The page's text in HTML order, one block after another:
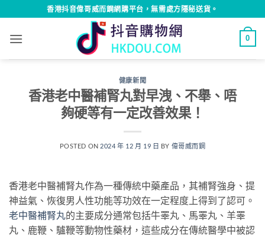
to
content
香港抖音偉哥威而鋼網購平台，無需處方隱秘送貨。
0
健康新聞
香港老中醫補腎丸對早洩、不舉、唔
夠硬等有一定改善效果！
POSTED ON 2024 年 12 月 19 日 BY 偉哥威而鋼
香港老中醫補腎丸作為一種傳統中藥產品，其補腎強身、提
神益氣、恢復男人性功能等功效在一定程度上得到了認可。
老中醫補腎丸的主要成分通常包括牛睪丸、馬睪丸、羊睪
丸、鹿鞭、驢鞭等動物性藥材，這些成分在傳統醫學中被認